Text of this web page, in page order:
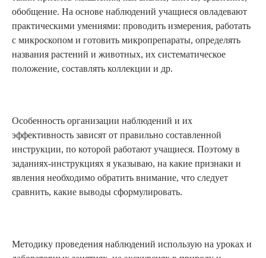
обобщение. На основе наблюдений учащиеся овладевают
практическими умениями: проводить измерения, работать
с микроскопом и готовить микропрепараты, определять
названия растений и животных, их систематическое
положение, составлять коллекции и др.
Особенность организации наблюдений и их
эффективность зависят от правильно составленной
инструкции, по которой работают учащиеся. Поэтому в
заданиях-инструкциях я указываю, на какие признаки и
явления необходимо обратить внимание, что следует
сравнить, какие выводы сформулировать.
Методику проведения наблюдений использую на уроках и